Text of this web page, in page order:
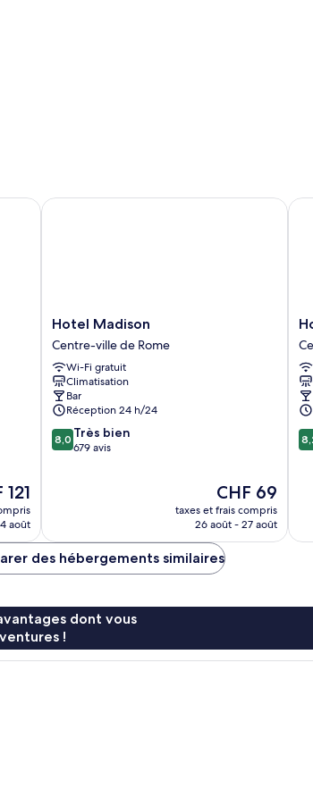
121
août
Hotel
Madison
Centre-
ville
de
Rome
Hotel Madison
Centre-ville de Rome
Wi-Fi gratuit
Climatisation
Bar
Réception 24 h/24
8.0
sur
8,0 Très bien
679 avis
Le
nouveau
prix
de
CHF 69
CHF 69
taxes et frais compris
26 août - 27 août
Hotel Madison
de
des hébergements similaires
dont vous
!